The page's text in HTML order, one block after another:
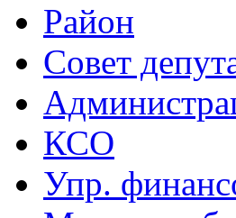
Район
Совет
КСО
Упр.